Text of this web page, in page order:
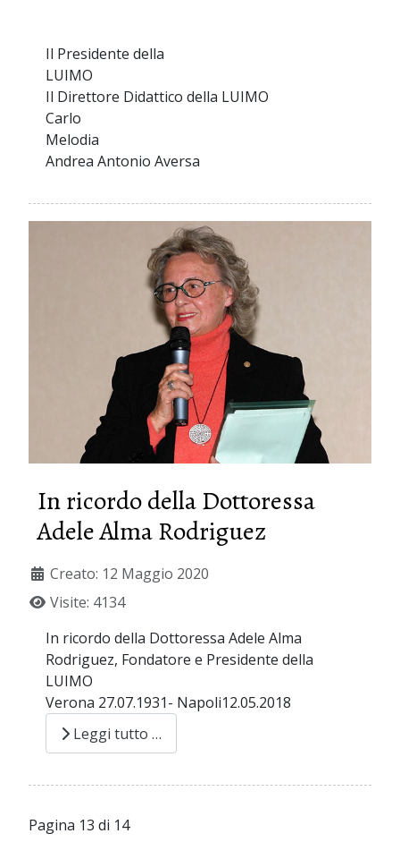
Il Presidente della
Il Direttore Didattico della LUIMO
Carlo
Andrea Antonio Aversa
In ricordo della Dottoressa
Adele Alma Rodriguez
Creato: 12 Maggio 2020
Visite: 4134
In ricordo della Dottoressa Adele Alma
Rodriguez, Fondatore e Presidente della
LUIMO
Verona 27.07.1931- Napoli12.05.2018
Leggi tutto …
Pagina 13 di 14